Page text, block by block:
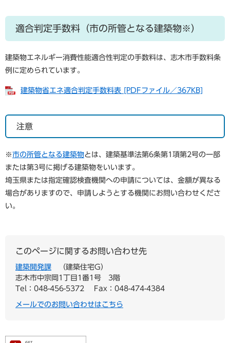
適合判定手数料（市の所管となる建築物※）
建築物エネルギー消費性能適合性判定の手数料は、志木市手数料条
例に定められています。
建築物省エネ適合判定手数料表 [PDFファイル／367KB]
注意
※市の所管となる建築物とは、建築基準法第6条第1項第2号の一部
または第3号に掲げる建築物をいいます。
埼玉県または指定確認検査機関への申請については、金額が異なる
場合がありますので、申請しようとする機関にお問い合わせくださ
い。
このページに関するお問い合わせ先
建築開発課
建築住宅G
志木市中宗岡1丁目1番1号 3階
Tel：048-456-5372
Fax：048-474-4384
メールでのお問い合わせはこちら